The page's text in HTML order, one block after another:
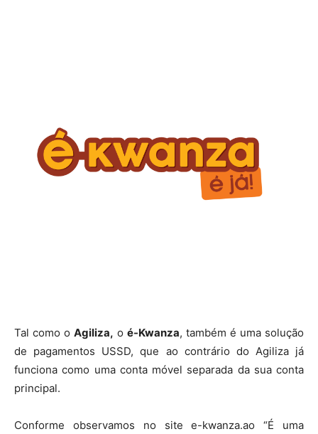
Tal como o Agiliza, o é-Kwanza, também é uma solução
de pagamentos USSD, que ao contrário do Agiliza já
funciona como uma conta móvel separada da sua conta
principal.
Conforme observamos no site e-kwanza.ao “É uma